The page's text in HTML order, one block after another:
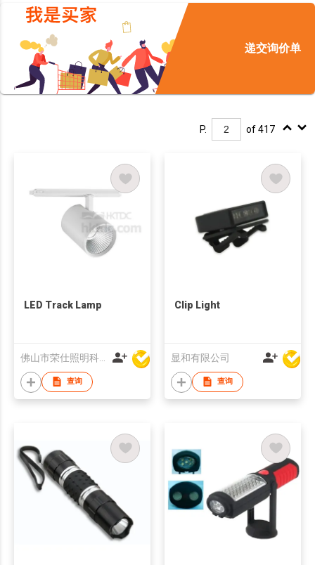
递交询价单
P. of 417
LED Track Lamp
佛山市荣仕照明科技有限公司
查询
Clip Light
显和有限公司
查询